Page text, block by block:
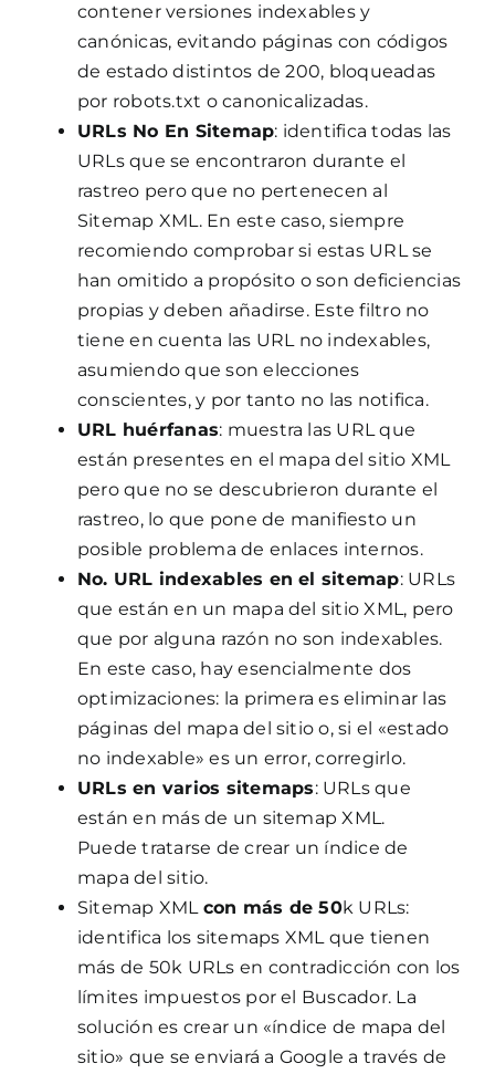
contener versiones indexables y
canónicas, evitando páginas con códigos
de estado distintos de 200, bloqueadas
por robots.txt o canonicalizadas.
URLs No En Sitemap: identifica todas las
URLs que se encontraron durante el
rastreo pero que no pertenecen al
Sitemap XML. En este caso, siempre
recomiendo comprobar si estas URL se
han omitido a propósito o son deficiencias
propias y deben añadirse. Este filtro no
tiene en cuenta las URL no indexables,
asumiendo que son elecciones
conscientes, y por tanto no las notifica.
URL huérfanas: muestra las URL que
están presentes en el mapa del sitio XML
pero que no se descubrieron durante el
rastreo, lo que pone de manifiesto un
posible problema de enlaces internos.
No. URL indexables en el sitemap: URLs
que están en un mapa del sitio XML, pero
que por alguna razón no son indexables.
En este caso, hay esencialmente dos
optimizaciones: la primera es eliminar las
páginas del mapa del sitio o, si el «estado
no indexable» es un error, corregirlo.
URLs en varios sitemaps: URLs que
están en más de un sitemap XML.
Puede tratarse de crear un índice de
mapa del sitio.
Sitemap XML con más de 50k URLs:
identifica los sitemaps XML que tienen
más de 50k URLs en contradicción con los
límites impuestos por el Buscador. La
solución es crear un «índice de mapa del
sitio» que se enviará a Google a través de